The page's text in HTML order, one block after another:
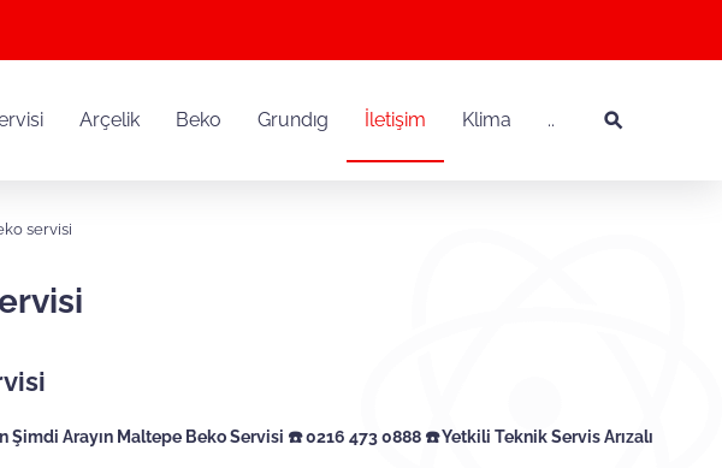
Arçelik Beko Grundıg İletişim Klima ..
servisi
Arayın Maltepe Beko Servisi ☎️ 0216 473 0888 ☎️ Yetkili Teknik Servis Arızalı